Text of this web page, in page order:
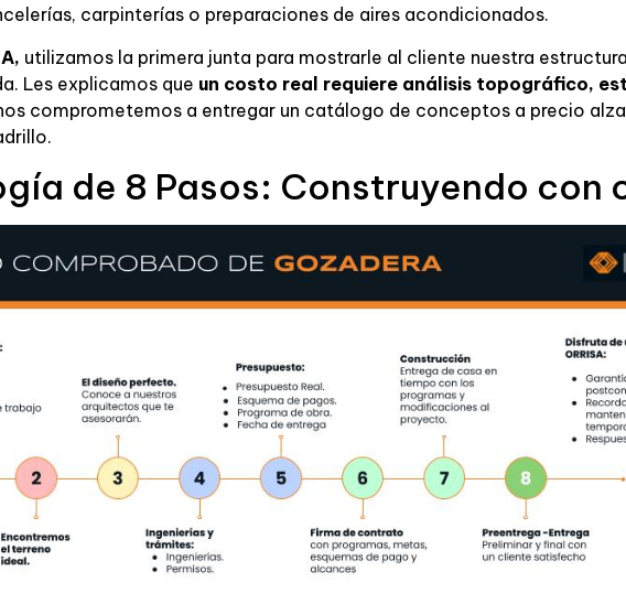
carpinterías o preparaciones de aires acondicionados.
utilizamos la primera junta para mostrarle al cliente nuestra
Les explicamos que un costo real requiere análisis topográfico,
comprometemos a entregar un catálogo de conceptos a precio
de 8 Pasos: Construyendo con